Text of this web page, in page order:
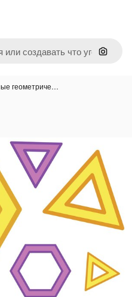
Поиск
геометриче…